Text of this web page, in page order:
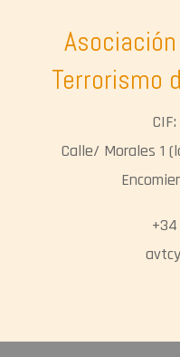
Terrorismo
Calle/ Morales 1